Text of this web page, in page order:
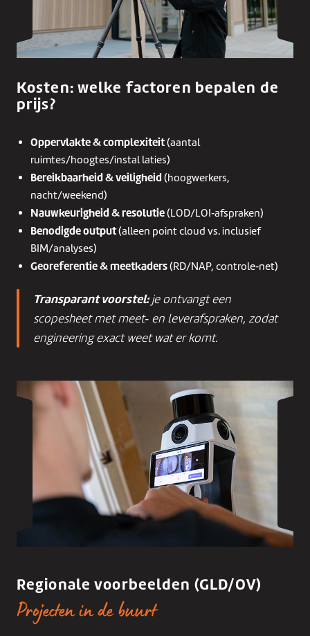
Kosten: welke factoren bepalen de
prijs?
Oppervlakte & complexiteit(aantal
ruimtes/hoogtes/instal laties)
Bereikbaarheid & veiligheid (hoogwerkers,
nacht/weekend)
Nauwkeurigheid & resolutie(LOD/LOI‑afspraken)
Benodigde output(alleen point cloud vs. inclusief
BIM/analyses)
Georeferentie & meetkaders(RD/NAP, controle‑net)
Transparant voorstel:je ontvangt een
scopesheet met meet‑ en leverafspraken, zodat
engineering exact weet wat er komt.
Regionale voorbeelden (GLD/OV)
Projecten in de buurt